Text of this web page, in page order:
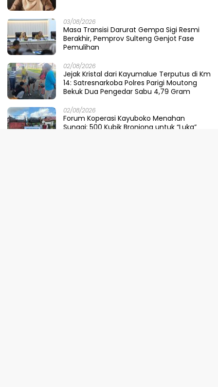
03/08/2026
Masa Transisi Darurat Gempa Sigi Resmi
Berakhir, Pemprov Sulteng Genjot Fase
Pemulihan
02/08/2026
Jejak Kristal dari Kayumalue Terputus di Km
14: Satresnarkoba Polres Parigi Moutong
Bekuk Dua Pengedar Sabu 4,79 Gram
02/08/2026
Forum Koperasi Kayuboko Menahan
Sungai: 500 Kubik Bronjong untuk “Luka”